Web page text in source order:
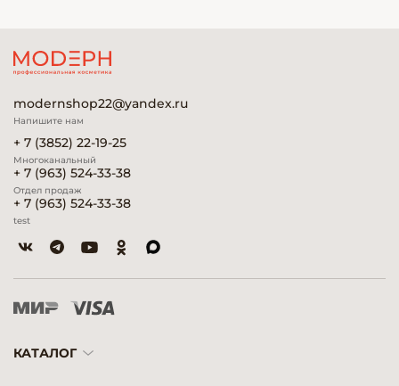
modernshop22@yandex.ru
Напишите нам
+ 7 (3852) 22-19-25
Многоканальный
+ 7 (963) 524-33-38
Отдел продаж
+ 7 (963) 524-33-38
test
КАТАЛОГ